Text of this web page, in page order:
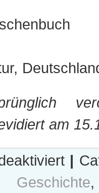
am
für
mmviii.ix
|
Geschichte